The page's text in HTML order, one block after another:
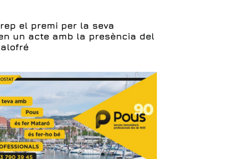
el premi per la seva
un acte amb la presència del